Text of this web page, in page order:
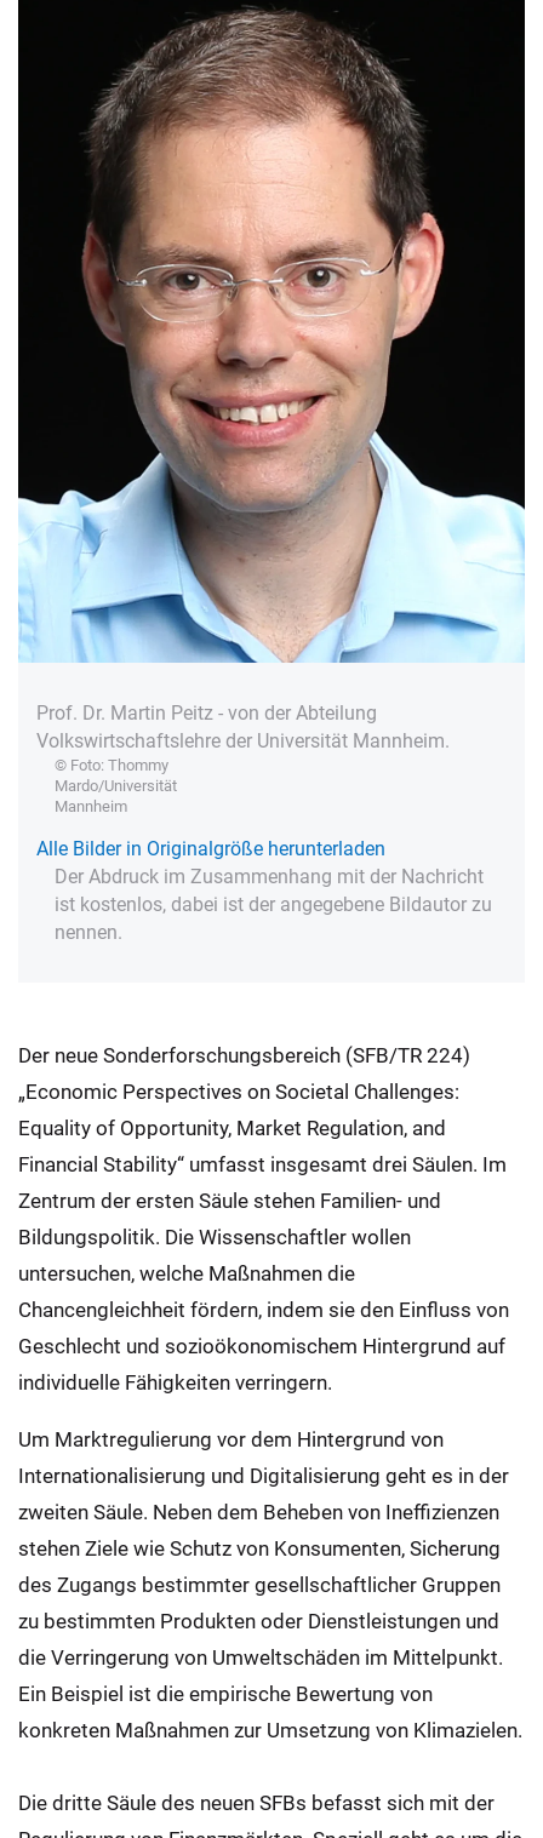
Prof. Dr. Martin Peitz - von der Abteilung
Volkswirtschaftslehre der Universität Mannheim.
© Foto: Thommy
Mardo/Universität
Mannheim
Alle Bilder in Originalgröße herunterladen
Der Abdruck im Zusammenhang mit der Nachricht
ist kostenlos, dabei ist der angegebene Bildautor zu
nennen.
Der neue Sonderforschungsbereich (SFB/TR 224)
„Economic Perspectives on Societal Challenges:
Equality of Opportunity, Market Regulation, and
Financial Stability“ umfasst insgesamt drei Säulen. Im
Zentrum der ersten Säule stehen Familien- und
Bildungspolitik. Die Wissenschaftler wollen
untersuchen, welche Maßnahmen die
Chancengleichheit fördern, indem sie den Einfluss von
Geschlecht und sozioökonomischem Hintergrund auf
individuelle Fähigkeiten verringern.
Um Marktregulierung vor dem Hintergrund von
Internationalisierung und Digitalisierung geht es in der
zweiten Säule. Neben dem Beheben von Ineffizienzen
stehen Ziele wie Schutz von Konsumenten, Sicherung
des Zugangs bestimmter gesellschaftlicher Gruppen
zu bestimmten Produkten oder Dienstleistungen und
die Verringerung von Umweltschäden im Mittelpunkt.
Ein Beispiel ist die empirische Bewertung von
konkreten Maßnahmen zur Umsetzung von Klimazielen.
Die dritte Säule des neuen SFBs befasst sich mit der